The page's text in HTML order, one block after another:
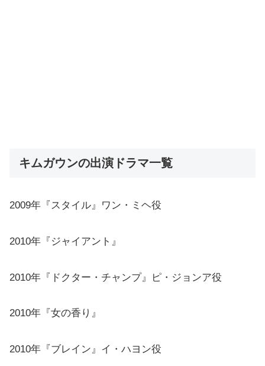
キムガウンの出演ドラマ一覧
2009年『スタイル』ワン・ミヘ役
2010年『ジャイアント』
2010年『ドクター・チャンプ』ピ・ジョンア役
2010年『女の香り』
2010年『ブレイン』イ・ハヨン役